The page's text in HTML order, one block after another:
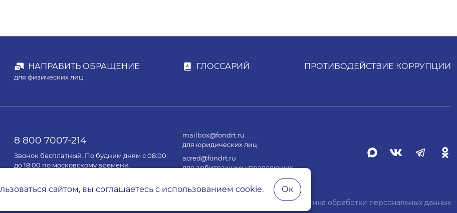
НАПРАВИТЬ ОБРАЩЕНИЕ
для физических лиц
ГЛОССАРИЙ ПРОТИВОДЕЙСТВИЕ КОРРУПЦИИ
8 800 7007-214
Звонок бесплатный. По будним дням с 08:00
до 18:00 по московскому времени.
mailbox@fondrt.ru
для юридических лиц
acred@fondrt.ru
для арбитражных управляющих
Политика обработки персональных данных
сайтом, вы соглашаетесь с использованием cookie. Ок